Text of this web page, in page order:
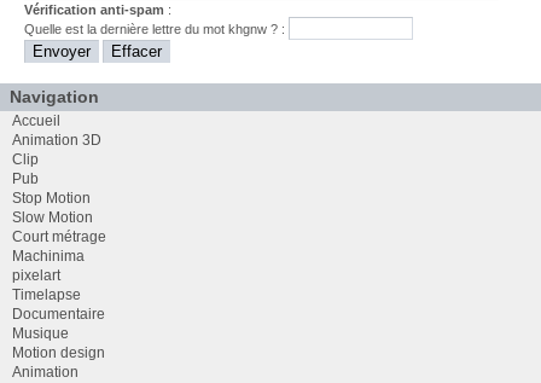
Vérification anti-spam :
Quelle est ladernière lettre du motkhgnw ? :
Navigation
Accueil
Animation 3D
Clip
Pub
Stop Motion
Slow Motion
Court métrage
Machinima
pixelart
Timelapse
Documentaire
Musique
Motion design
Animation